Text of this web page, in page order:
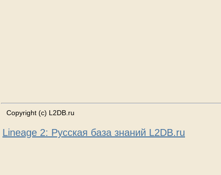
Copyright (c) L2DB.ru
Lineage 2: Русская база знаний L2DB.ru